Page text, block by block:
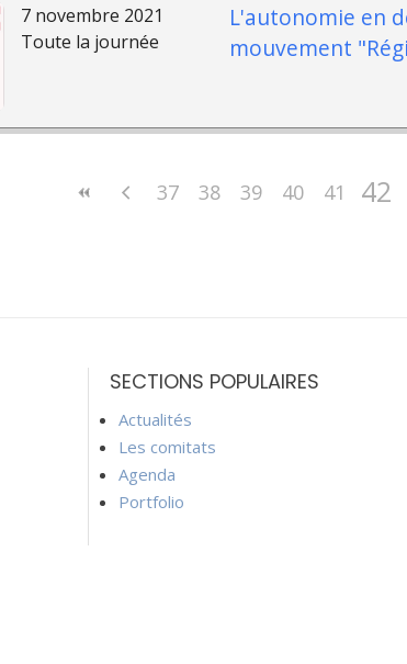
7 novembre 2021
Toute la journée
L'autonomie en
mouvement
37 38 39 40 41 42
SECTIONS POPULAIRES
Actualités
Les comitats
Agenda
Portfolio